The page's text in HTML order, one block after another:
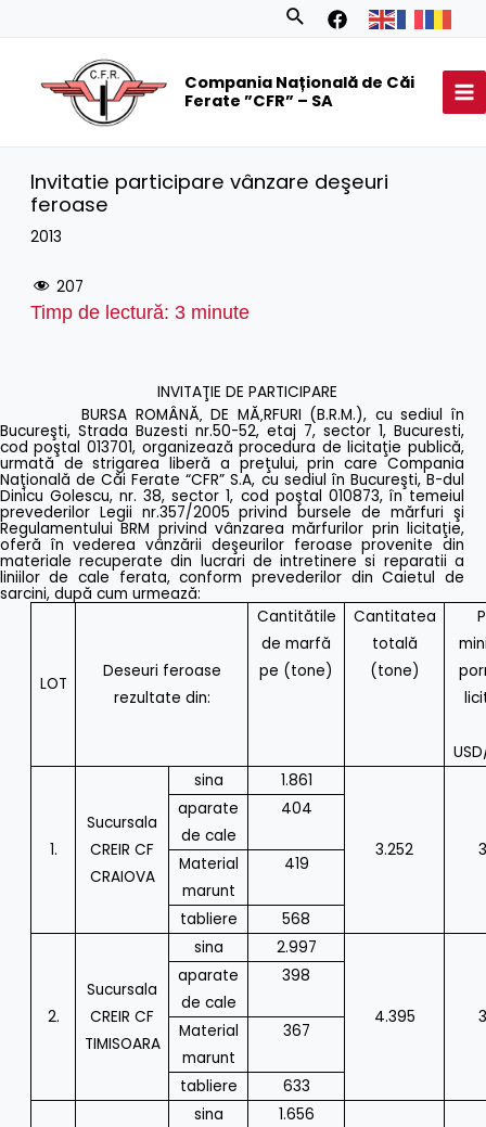
Search
Compania Națională de Căi
Ferate ”CFR” – SA
Invitatie participare vânzare deşeuri
feroase
2013
207
Timp de lectură: 3 minute
INVITAŢIE DE PARTICIPARE
BURSA ROMÂNĂ‚ DE MĂ‚RFURI (B.R.M.), cu sediul în
Bucureşti, Strada Buzesti nr.50-52, etaj 7, sector 1, Bucuresti,
cod poştal 013701, organizează procedura de licitaţie publică,
urmată de strigarea liberă a preţului, prin care Compania
Naţională de Căi Ferate “CFR” S.A, cu sediul în Bucureşti, B-dul
Dinicu Golescu, nr. 38, sector 1, cod poştal 010873, în temeiul
prevederilor Legii nr.357/2005 privind bursele de mărfuri şi
Regulamentului BRM privind vânzarea mărfurilor prin licitaţie,
oferă în vederea vânzării deşeurilor feroase provenite din
materiale recuperate din lucrari de intretinere si reparatii a
liniilor de cale ferata, conform prevederilor din Caietul de
sarcini, după cum urmează:
LOT
Deseuri feroase
rezultate din:
Cantitătile
de marfă
pe (tone)
Cantitatea
totală
(tone)
1.
Sucursala
CREIR CF
CRAIOVA
sina 1.861
3.252
aparate
de cale
404
Material
marunt
419
tabliere 568
2.
Sucursala
CREIR CF
TIMISOARA
sina 2.997
4.395
aparate
de cale
398
Material
marunt
367
tabliere 633
sina 1.656